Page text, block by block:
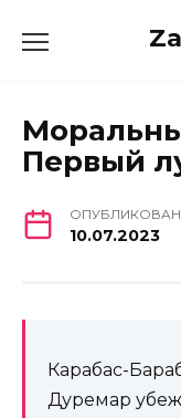
Первый
10.07.2023
Карабас-
Дуремар